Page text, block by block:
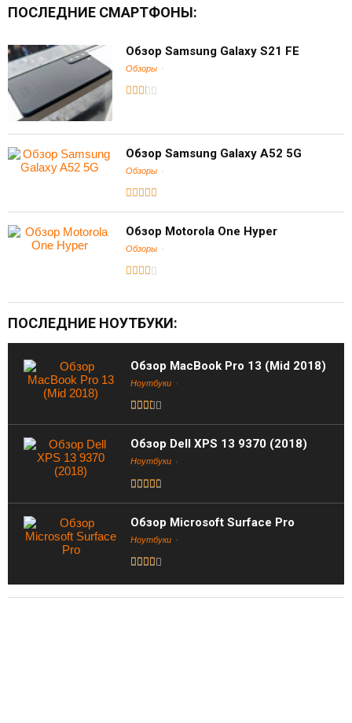
ПОСЛЕДНИЕ СМАРТФОНЫ:
Обзор Samsung Galaxy S21 FE
Обзоры
Обзор Samsung Galaxy A52 5G
Обзоры
Обзор Motorola One Hyper
Обзоры
ПОСЛЕДНИЕ НОУТБУКИ:
Обзор MacBook Pro 13 (Mid 2018)
Ноутбуки
Обзор Dell XPS 13 9370 (2018)
Ноутбуки
Обзор Microsoft Surface Pro
Ноутбуки